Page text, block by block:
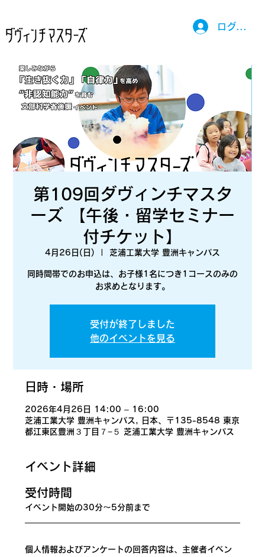
第109回ダヴィンチマスタ
ーズ 【午後・留学セミナー
付チケット】
4月26日(日) 芝浦工業大学 豊洲キャンパス
同時間帯でのお申込は、お子様1名につき1コースのみの
お求めとなります。
受付が終了しました
他のイベントを見る
日時・場所
2026年4月26日 14:00 – 16:00
芝浦工業大学 豊洲キャンパス, 日本、〒135-8548 東京
都江東区豊洲３丁目７−５ 芝浦工業大学 豊洲キャンパス
イベント詳細
​受付時間
イベント開始の30分〜5分前まで
個人情報およびアンケートの回答内容は、主催者イベン
ログイン